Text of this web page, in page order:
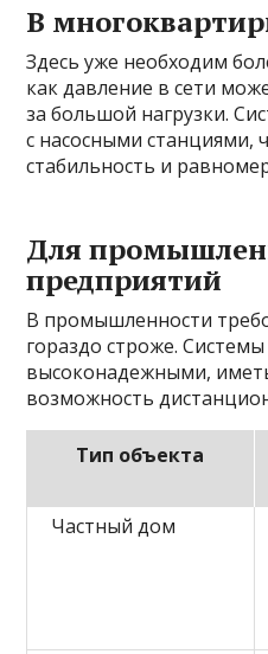
В
Здесь уже необходим
как давление в сети
за большой нагрузки.
с насосными станциями,
стабильность и
Для
предприятий
В промышленности
гораздо строже.
высоконадежными,
возможность
Тип объекта
Частный дом